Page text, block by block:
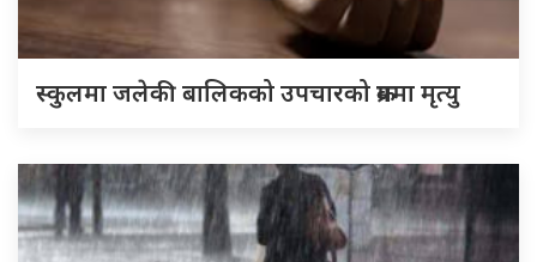
स्कुलमा जलेकी बालिकको उपचारको क्रममा मृत्यु